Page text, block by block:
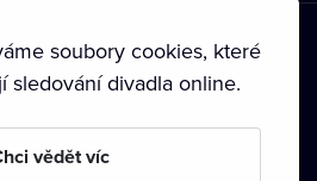
soukromí • Zásady používání
práva•
soubory cookies, které
sledování divadla online.
vědět víc